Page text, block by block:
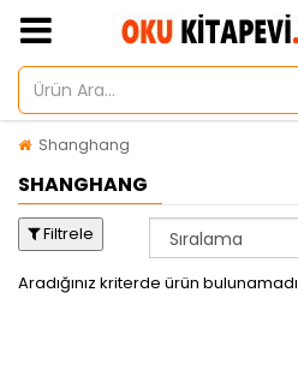
Shanghang
SHANGHANG
Filtrele
Aradığınız kriterde ürün bulunamadı